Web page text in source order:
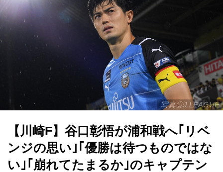
写真◎J.LEAGUE
【川崎F】谷口彰悟が浦和戦へ｢リベ
ンジの思い｣｢優勝は待つものではな
い｣｢崩れてたまるか｣のキャプテン